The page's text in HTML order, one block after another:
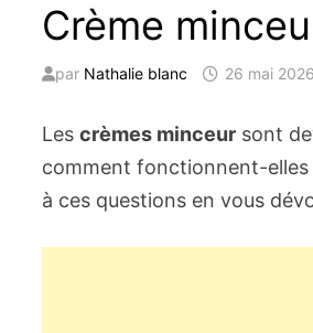
Crème
par Nathalie blanc 26 mai 2026
Lescrèmes minceur sont
comment fonctionnent-elles
à ces questions en vous